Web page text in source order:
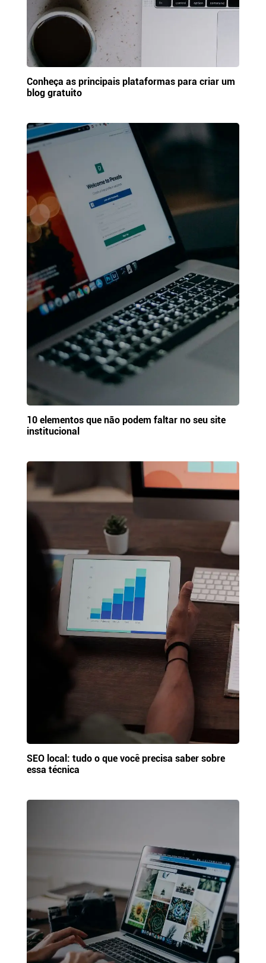
Conheça as principais plataformas para criar um
blog gratuito
10 elementos que não podem faltar no seu site
institucional
SEO local: tudo o que você precisa saber sobre
essa técnica